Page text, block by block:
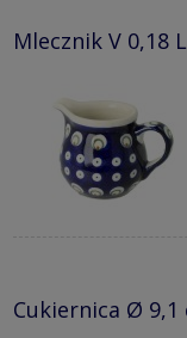
Mlecznik V 0,18
Cukiernica Ø 9,1